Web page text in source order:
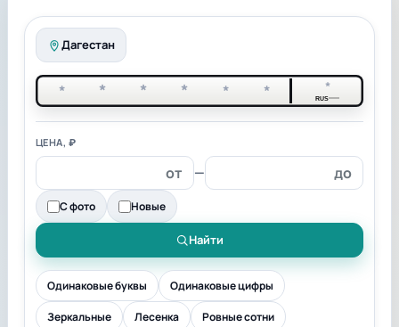
Дагестан
* * * * * * *
RUS
ЦЕНА, ₽
—
С фото Новые
Найти
Одинаковые буквы Одинаковые цифры
Зеркальные Лесенка Ровные сотни